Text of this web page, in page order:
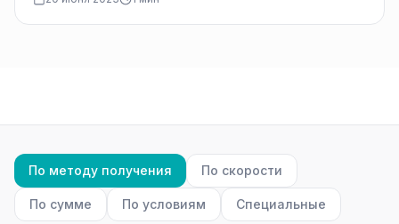
По методу получения По скорости
По сумме По условиям Специальные